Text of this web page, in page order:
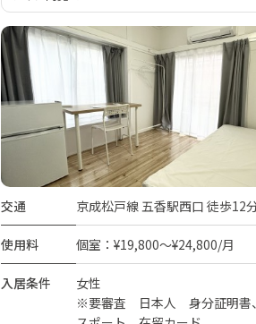
交通 京成松戸線 五香駅西口 徒歩12
使用料 個室：¥19,800～¥24,800/月
入居条件
女性
※要審査 日本人 身分証明書